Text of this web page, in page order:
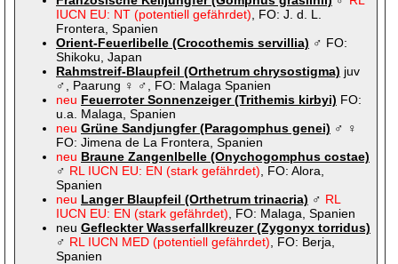
IUCN EU: NT (potentiell gefährdet) , FO: J. d. L.
Frontera, Spanien
Orient-Feuerlibelle (Crocothemis servillia) ♂ FO:
Shikoku, Japan
Rahmstreif-Blaupfeil (Orthetrum chrysostigma) juv
♂, Paarung ♀ ♂, FO: Malaga Spanien
neu Feuerroter Sonnenzeiger (Trithemis kirbyi) FO:
u.a. Malaga, Spanien
neu Grüne Sandjungfer (Paragomphus genei) ♂ ♀
FO: Jimena de La Frontera, Spanien
neu Braune Zangenlbelle (Onychogomphus costae)
♂ RL IUCN EU: EN (stark gefährdet) , FO: Alora,
Spanien
neu Langer Blaupfeil (Orthetrum trinacria) ♂ RL
IUCN EU: EN (stark gefährdet) , FO: Malaga, Spanien
neu Gefleckter Wasserfallkreuzer (Zygonyx torridus)
♂ RL IUCN MED (potentiell gefährdet) , FO: Berja,
Spanien